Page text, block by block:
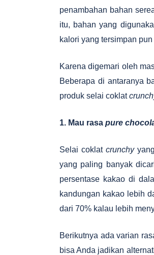
penambahan bahan
itu, bahan yang
kalori yang tersimpan
Karena digemari oleh
Beberapa di antaranya
produk selai coklat
1. Mau rasa pure
Selai coklat crunchy
yang paling banyak
persentase kakao di
kandungan kakao lebih
dari 70% kalau lebih
Berikutnya ada varian
bisa Anda jadikan